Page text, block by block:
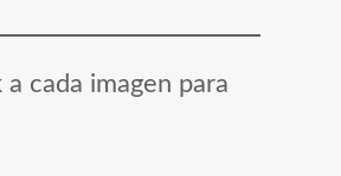
a cada imagen para